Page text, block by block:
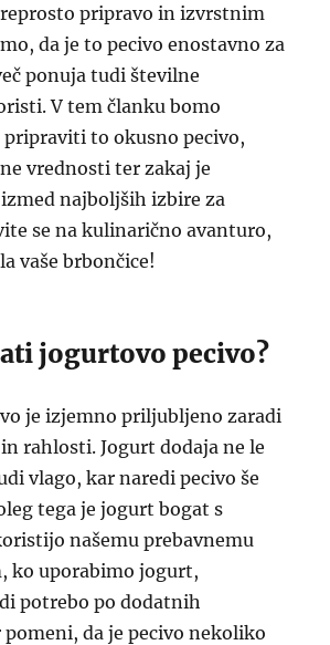
pripravo in izvrstnim
da je to pecivo enostavno za
ponuja tudi številne
V tem članku bomo
to okusno pecivo,
vrednosti ter zakaj je
najboljših izbire za
se na kulinarično avanturo,
vaše brbončice!
jogurtovo pecivo?
je izjemno priljubljeno zaradi
rahlosti. Jogurt dodaja ne le
vlago, kar naredi pecivo še
tega je jogurt bogat s
našemu prebavnemu
ko uporabimo jogurt,
potrebo po dodatnih
pomeni, da je pecivo nekoliko